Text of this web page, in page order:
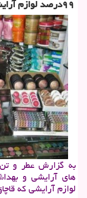
۹۹درصد لوازم آرایشی قاچاق تقلبی است
به گزارش عطر و تن
لوازم آرایشی كه